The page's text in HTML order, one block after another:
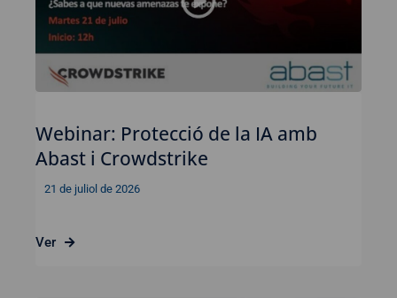
Webinar: Protecció de la IA amb
Abast i Crowdstrike
21 de juliol de 2026
Ver